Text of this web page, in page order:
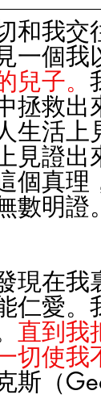
和我交
一個我
子。
拯救出
生活上
見證出
個真理
數明證
現在我
仁愛。
直到我
切使我
斯（